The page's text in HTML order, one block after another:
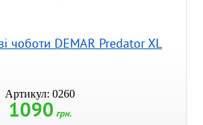
чоботи DEMAR Predator XL
Артикул: 0260
1090 грн.